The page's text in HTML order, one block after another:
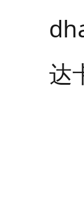
达